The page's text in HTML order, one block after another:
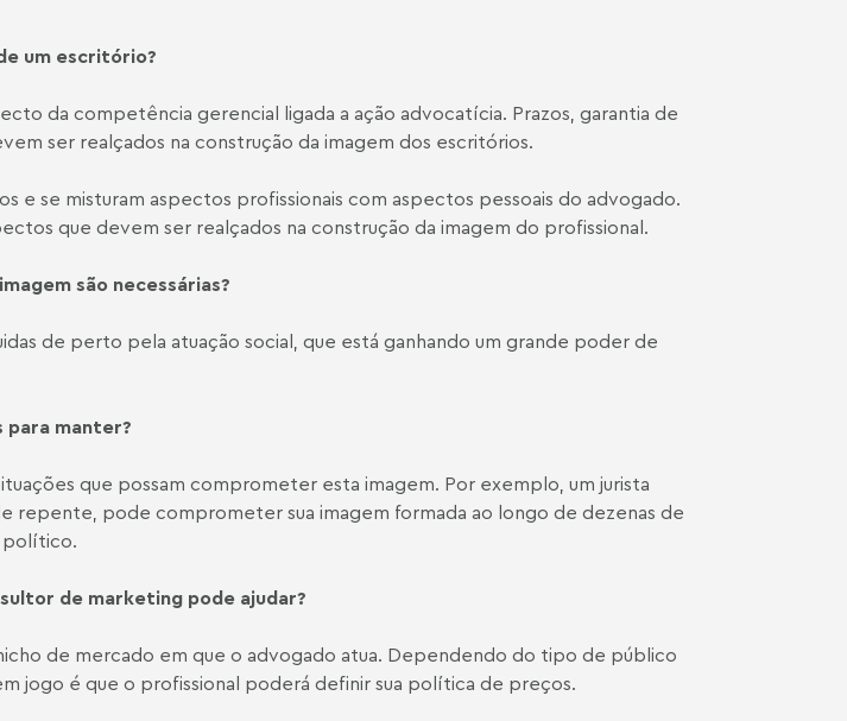
um escritório?
da competência gerencial ligada a ação advocatícia. Prazos, garantia de
ser realçados na construção da imagem dos escritórios.
e se misturam aspectos profissionais com aspectos pessoais do advogado.
que devem ser realçados na construção da imagem do profissional.
são necessárias?
de perto pela atuação social, que está ganhando um grande poder de
para manter?
que possam comprometer esta imagem. Por exemplo, um jurista
repente, pode comprometer sua imagem formada ao longo de dezenas de
político.
de marketing pode ajudar?
de mercado em que o advogado atua. Dependendo do tipo de público
jogo é que o profissional poderá definir sua política de preços.